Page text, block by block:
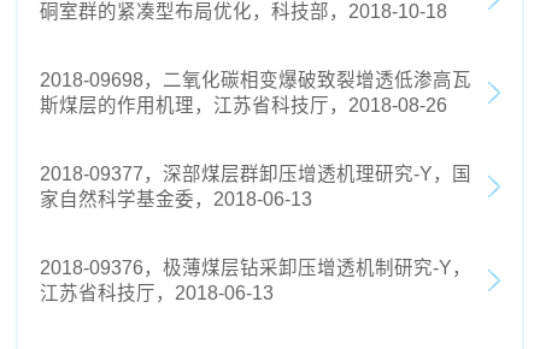
硐室群的紧凑型布局优化，科技部，2018-10-18
2018-09698，二氧化碳相变爆破致裂增透低渗高瓦
斯煤层的作用机理，江苏省科技厅，2018-08-26
2018-09377，深部煤层群卸压增透机理研究-Y，国
家自然科学基金委，2018-06-13
2018-09376，极薄煤层钻采卸压增透机制研究-Y，
江苏省科技厅，2018-06-13